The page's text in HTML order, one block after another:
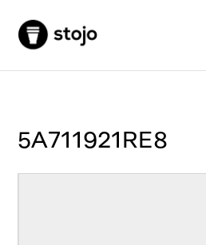
5A711921RE8